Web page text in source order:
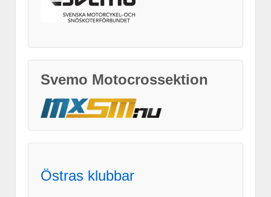
Svemo Motocrossektion
Östras klubbar